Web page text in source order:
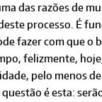
das razões de
processo. É
fazer com que
felizmente,
pelo menos
é esta: